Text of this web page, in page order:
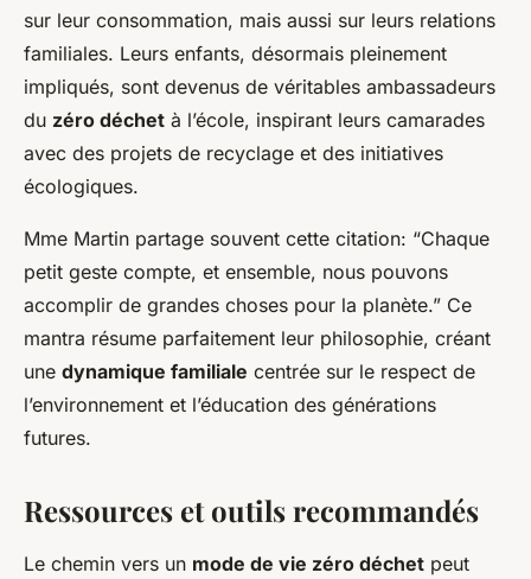
sur leur consommation, mais aussi sur leurs relations
familiales. Leurs enfants, désormais pleinement
impliqués, sont devenus de véritables ambassadeurs
du zéro déchet à l’école, inspirant leurs camarades
avec des projets de recyclage et des initiatives
écologiques.
Mme Martin partage souvent cette citation: “Chaque
petit geste compte, et ensemble, nous pouvons
accomplir de grandes choses pour la planète.” Ce
mantra résume parfaitement leur philosophie, créant
une dynamique familiale centrée sur le respect de
l’environnement et l’éducation des générations
futures.
Ressources et outils recommandés
Le chemin vers un mode de vie zéro déchet peut